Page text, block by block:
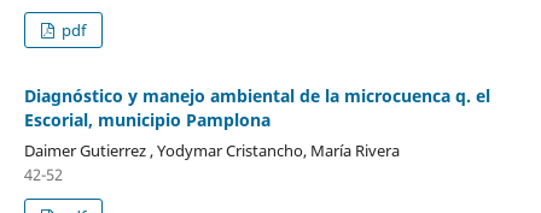
pdf
Diagnóstico y manejo ambiental de la microcuenca q. el
Escorial, municipio Pamplona
Daimer Gutierrez , Yodymar Cristancho, María Rivera
42-52